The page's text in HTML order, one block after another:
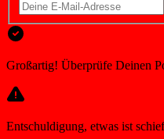
Großartig! Überprüfe Deinen
Entschuldigung, etwas ist